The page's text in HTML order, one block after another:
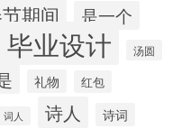
期间 是一个
毕业设计 汤圆
礼物 红包
词人 诗人 诗词